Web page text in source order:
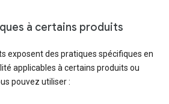
à certains produits
exposent des pratiques spécifiques en
applicables à certains produits ou
pouvez utiliser :